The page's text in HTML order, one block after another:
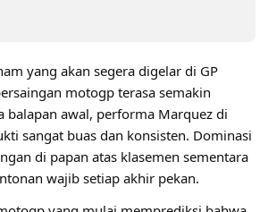
yang akan segera digelar di GP
motogp terasa semakin
balapan awal, performa Marquez di
sangat buas dan konsisten. Dominasi
di papan atas klasemen sementara
wajib setiap akhir pekan.